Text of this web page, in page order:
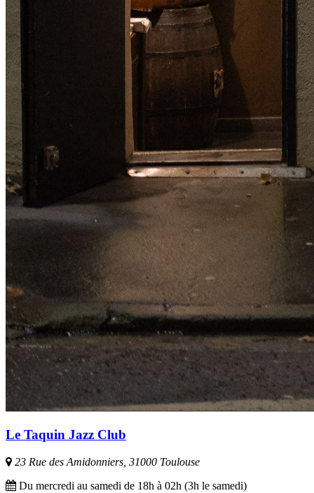
Le Taquin Jazz Club
23 Rue des Amidonniers, 31000 Toulouse
Du mercredi au samedi de 18h à 02h (3h le samedi)